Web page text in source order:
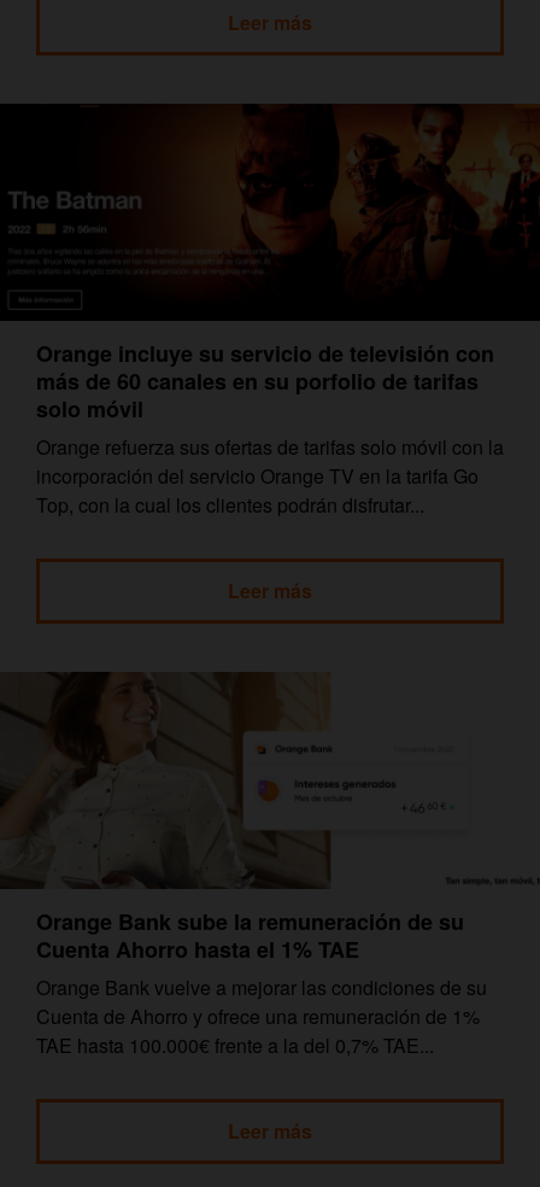
Leer más
Orange incluye su servicio de televisión con
más de 60 canales en su porfolio de tarifas
solo móvil
Orange refuerza sus ofertas de tarifas solo móvil con la
incorporación del servicio Orange TV en la tarifa Go
Top, con la cual los clientes podrán disfrutar...
Leer más
Orange Bank sube la remuneración de su
Cuenta Ahorro hasta el 1% TAE
Orange Bank vuelve a mejorar las condiciones de su
Cuenta de Ahorro y ofrece una remuneración de 1%
TAE hasta 100.000€ frente a la del 0,7% TAE...
Leer más